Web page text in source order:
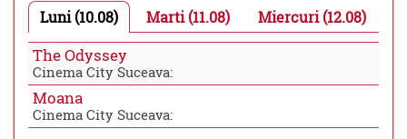
Luni (10.08) Marti (11.08) Miercuri (12.08)
The Odyssey
Cinema City Suceava:
Moana
Cinema City Suceava: